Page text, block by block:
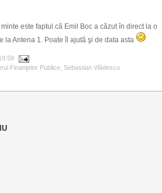
este faptul că Emil Boc a căzut în direct la o
la Antena 1. Poate îl ajută şi de data asta
Finanţelor Publice Sebastian Vlădescu